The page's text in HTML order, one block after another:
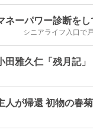
ネーパワー診断を
シニアライフ入口で
田雅久仁「残月記」
人が帰還 初物の春